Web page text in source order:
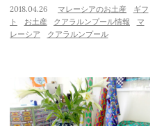
2018.04.26 マレーシアのお土産
ギフ
ト
お土産 クアラルンプール情報
マ
レーシア
クアラルンプール